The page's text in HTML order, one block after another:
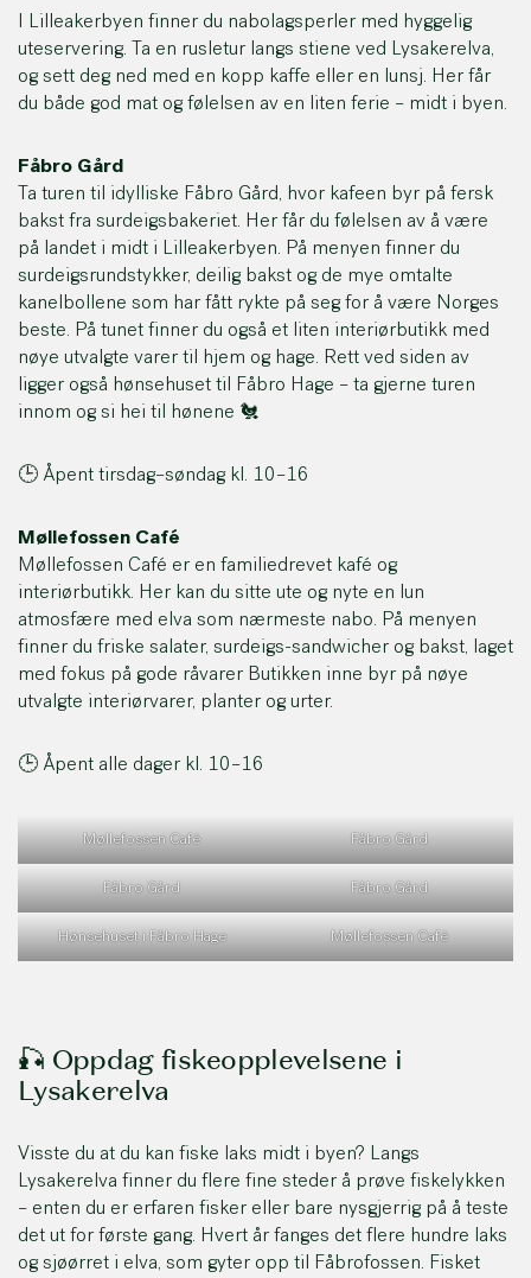
I Lilleakerbyen finner du nabolagsperler med hyggelig
uteservering. Ta en rusletur langs stiene ved Lysakerelva,
og sett deg ned med en kopp kaffe eller en lunsj. Her får
du både god mat og følelsen av en liten ferie – midt i byen.
Fåbro Gård
Ta turen til idylliske Fåbro Gård, hvor kafeen byr på fersk
bakst fra surdeigsbakeriet. Her får du følelsen av å være
på landet i midt i Lilleakerbyen. På menyen finner du
surdeigsrundstykker, deilig bakst og de mye omtalte
kanelbollene som har fått rykte på seg for å være Norges
beste. På tunet finner du også et liten interiørbutikk med
nøye utvalgte varer til hjem og hage. Rett ved siden av
ligger også hønsehuset til Fåbro Hage – ta gjerne turen
innom og si hei til hønene 🐔
🕒 Åpent tirsdag–søndag kl. 10–16
Møllefossen Café
Møllefossen Café er en familiedrevet kafé og
interiørbutikk. Her kan du sitte ute og nyte en lun
atmosfære med elva som nærmeste nabo. På menyen
finner du friske salater, surdeigs-sandwicher og bakst, laget
med fokus på gode råvarer Butikken inne byr på nøye
utvalgte interiørvarer, planter og urter.
🕒 Åpent alle dager kl. 10–16
Møllefossen Café Fåbro Gård
Fåbro Gård Fåbro Gård
Hønsehuset i Fåbro Hage Møllefossen Café
🎣 Oppdag fiskeopplevelsene i
Lysakerelva
Visste du at du kan fiske laks midt i byen? Langs
Lysakerelva finner du flere fine steder å prøve fiskelykken
– enten du er erfaren fisker eller bare nysgjerrig på å teste
det ut for første gang. Hvert år fanges det flere hundre laks
og sjøørret i elva, som gyter opp til Fåbrofossen. Fisket